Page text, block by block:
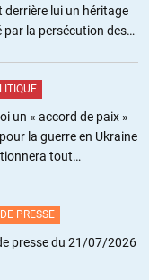
est-il utile, les
et il le fait plutôt
matinale-de-radio-
WI-
derrière lui un héritage
par la persécution des
un « accord de paix »
la guerre en Ukraine
tout
PRESSE
presse du 21/07/2026